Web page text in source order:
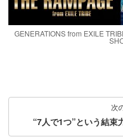
GENERATIONS from EXILE
次
“7人で1つ”という結束